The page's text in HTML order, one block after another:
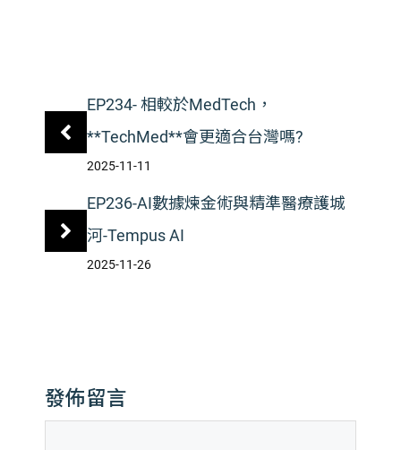
EP234- 相較於MedTech，
**TechMed**會更適合台灣嗎?
2025-11-11
EP236-AI數據煉金術與精準醫療護城
河-Tempus AI
2025-11-26
發佈留言